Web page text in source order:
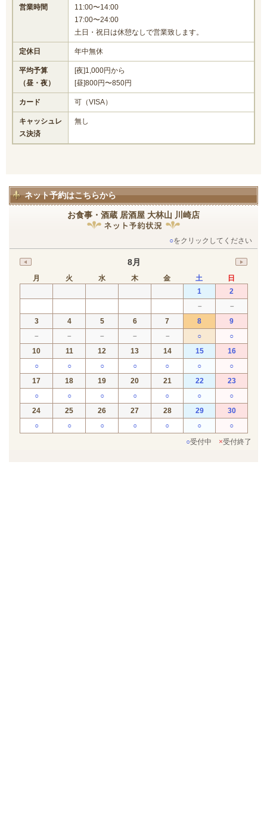
営業時間
11:00〜14:00
17:00〜24:00
土日・祝日は休憩なしで営業致します。
定休日 年中無休
平均予算
（昼・夜）
[夜]1,000円から
[昼]800円〜850円
カード 可（VISA）
キャッシュレ
ス決済
無し
ネット予約はこちらから
お食事・酒蔵 居酒屋 大林山 川崎店
○をクリックしてください
8月
月 火 水 木 金 土
日
1
2
－
－
3
4 5 6 7 8
9
－
－ － － － ○
○
10
11 12 13 14 15
16
○
○ ○ ○ ○ ○
○
17
18 19 20 21 22
23
○
○ ○ ○ ○ ○
○
24
25 26 27 28 29
30
○
○ ○ ○ ○ ○
○
○受付中 ×受付終了